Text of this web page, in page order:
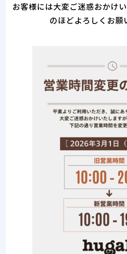
お客様には大変ご迷惑おかけ
のほどよろしくお願